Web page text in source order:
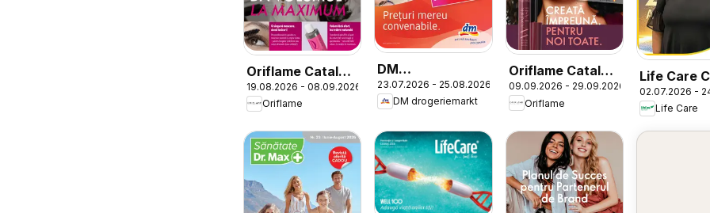
Oriflame Catalog
12 2026
19.08.2026 - 08.09.2026
Oriflame
DM
drogeriemarkt
Catalog
23.07.2026 - 25.08.2026
DM drogeriemarkt
Oriflame Catalog
13 2026
09.09.2026 - 29.09.2026
Oriflame
Life Care
02.07.2026 -
Life Care